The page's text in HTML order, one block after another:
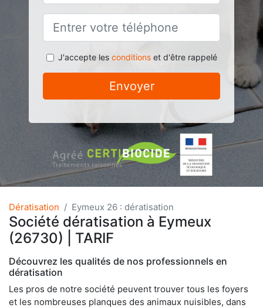
J'accepte les conditionset d'être rappelé
Envoyer
Dératisation Eymeux 26 : dératisation
Société dératisation à Eymeux
(26730) | TARIF
Découvrez les qualités de nos professionnels en
dératisation
Les pros de notre société peuvent trouver tous les foyers
et les nombreuses planques des animaux nuisibles, dans